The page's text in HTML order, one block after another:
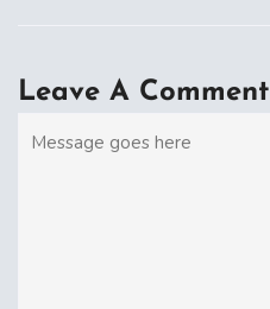
Leave A Comment